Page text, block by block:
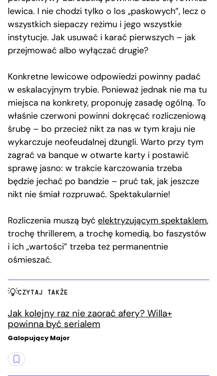
lewica. I nie chodzi tylko o los „paskowych”, lecz o
wszystkich siepaczy reżimu i jego wszystkie
instytucje. Jak usuwać i karać pierwszych – jak
przejmować albo wyłączać drugie?
Konkretne lewicowe odpowiedzi powinny padać
w eskalacyjnym trybie. Ponieważ jednak nie ma tu
miejsca na konkrety, proponuję zasadę ogólną. To
właśnie czerwoni powinni dokręcać rozliczeniową
śrubę – bo przecież nikt za nas w tym kraju nie
wykarczuje neofeudalnej dżungli. Warto przy tym
zagrać va banque w otwarte karty i postawić
sprawę jasno: w trakcie karczowania trzeba
będzie jechać po bandzie – pruć tak, jak jeszcze
nikt nie śmiał rozpruwać. Spektakularnie!
Rozliczenia muszą być elektryzującym spektaklem,
trochę thrillerem, a trochę komedią, bo faszystów
i ich „wartości” trzeba też permanentnie
ośmieszać.
CZYTAJ TAKŻE
Jak kolejny raz nie zaorać afery? Willa+
powinna być serialem
Galopujący Major